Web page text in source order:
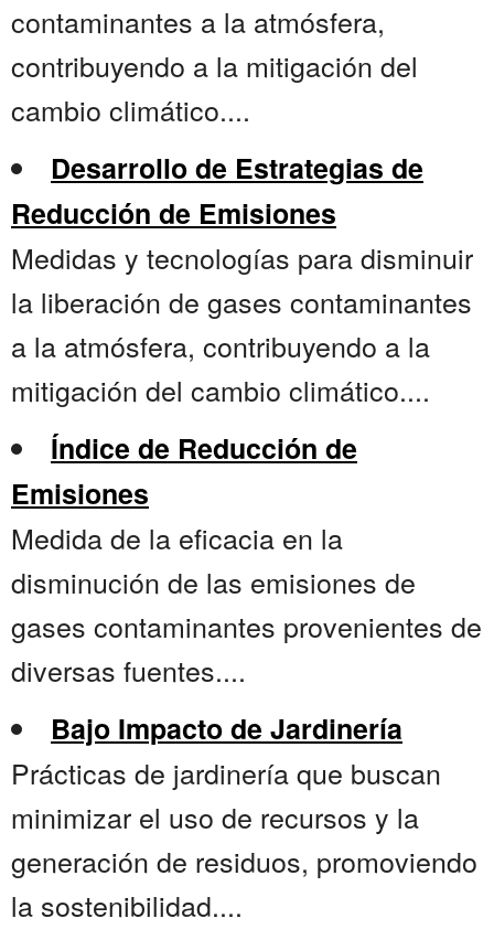
contaminantes a la atmósfera,
contribuyendo a la mitigación del
cambio climático....
Desarrollo de Estrategias de
Reducción de Emisiones
Medidas y tecnologías para disminuir
la liberación de gases contaminantes
a la atmósfera, contribuyendo a la
mitigación del cambio climático....
Índice de Reducción de
Emisiones
Medida de la eficacia en la
disminución de las emisiones de
gases contaminantes provenientes de
diversas fuentes....
Bajo Impacto de Jardinería
Prácticas de jardinería que buscan
minimizar el uso de recursos y la
generación de residuos, promoviendo
la sostenibilidad....